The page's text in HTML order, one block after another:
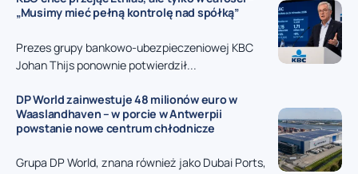
„Musimy mieć pełną kontrolę nad spółką”
Prezes grupy bankowo-ubezpieczeniowej KBC
Johan Thijs ponownie potwierdził...
DP World zainwestuje 48 milionów euro w
Waaslandhaven – w porcie w Antwerpii
powstanie nowe centrum chłodnicze
Grupa DP World, znana również jako Dubai Ports,